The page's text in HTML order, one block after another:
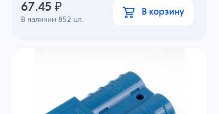
В наличии 852 шт.
67.45 ₽ В корзину